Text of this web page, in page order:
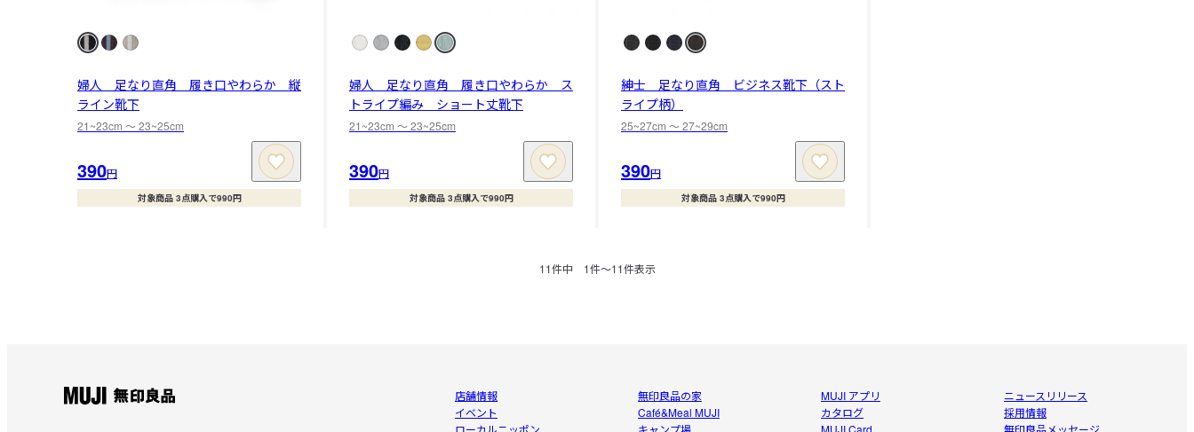
婦人 足なり直角 履き口やわらか 縦
ライン靴下
21~23cm 〜 23~25cm
390円
対象商品 3点購入で990円
婦人 足なり直角 履き口やわらか ス
トライプ編み ショート丈靴下
21~23cm 〜 23~25cm
390円
対象商品 3点購入で990円
紳士 足なり直角 ビジネス靴下（スト
ライプ柄）
25~27cm 〜 27~29cm
390円
対象商品 3点購入で990円
11件中 1件〜11件表示
店舗情報
イベント
無印良品の家
Café&Meal MUJI
MUJI アプリ
カタログ
ニュースリリース
採用情報